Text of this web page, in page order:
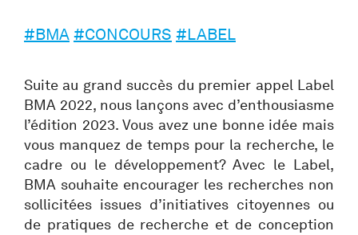
#BMA #CONCOURS #LABEL
Suite au grand succès du premier appel Label
BMA 2022, nous lançons avec d’enthousiasme
l’édition 2023. Vous avez une bonne idée mais
vous manquez de temps pour la recherche, le
cadre ou le développement? Avec le Label,
BMA souhaite encourager les recherches non
sollicitées issues d’initiatives citoyennes ou
de pratiques de recherche et de conception